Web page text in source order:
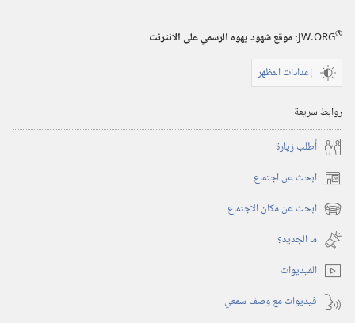
فبراير‏
JW.ORG®
:‏ موقع شهود يهوه الرسمي على الانترنت
إعدادات المظهر
روابط سريعة
أُطلب زيارة
ابحث عن اجتماع (يفتح
نافذة ابحث عن مكان الاجتماع (يفتح
نافذة
جديدة)
ما الجديد؟‏
الفيديوات
فيديوات مع وصف سمعي